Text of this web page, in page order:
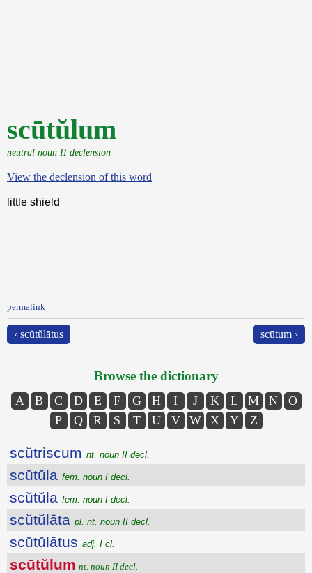
scūtŭlum
neutral noun II declension
View the declension of this word
little shield
permalink
‹ scŭtŭlātus scūtum ›
Browse the dictionary
A B C D E F G H I J K L M N
O
P
Q R S T U V W X Y Z
scŭtriscum nt. noun II decl.
scŭtŭla fem. noun I decl.
scŭtŭla fem. noun I decl.
scŭtŭlāta pl. nt. noun II decl.
scŭtŭlātus adj. I cl.
scūtŭlum nt. noun II decl.